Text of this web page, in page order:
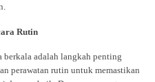
Rutin
berkala adalah langkah penting
perawatan rutin untuk memastikan